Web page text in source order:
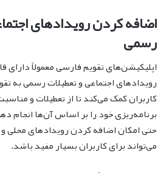
اضافه کردن رویدادهای
رسمی
اپلیکیشن‌های تقویم فارسی معمولاً دارای
رویدادهای اجتماعی و تعطیلات رسمی به
کاربران کمک می‌کند تا از تعطیلات و
برنامه‌ریزی خود را بر اساس آن‌ها انجام
حتی امکان اضافه کردن رویدادهای محلی
می‌تواند برای کاربران بسیار مفید باشد.